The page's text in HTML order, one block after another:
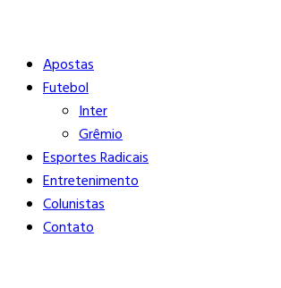
Apostas
Futebol
Inter
Grêmio
Esportes Radicais
Entretenimento
Colunistas
Contato